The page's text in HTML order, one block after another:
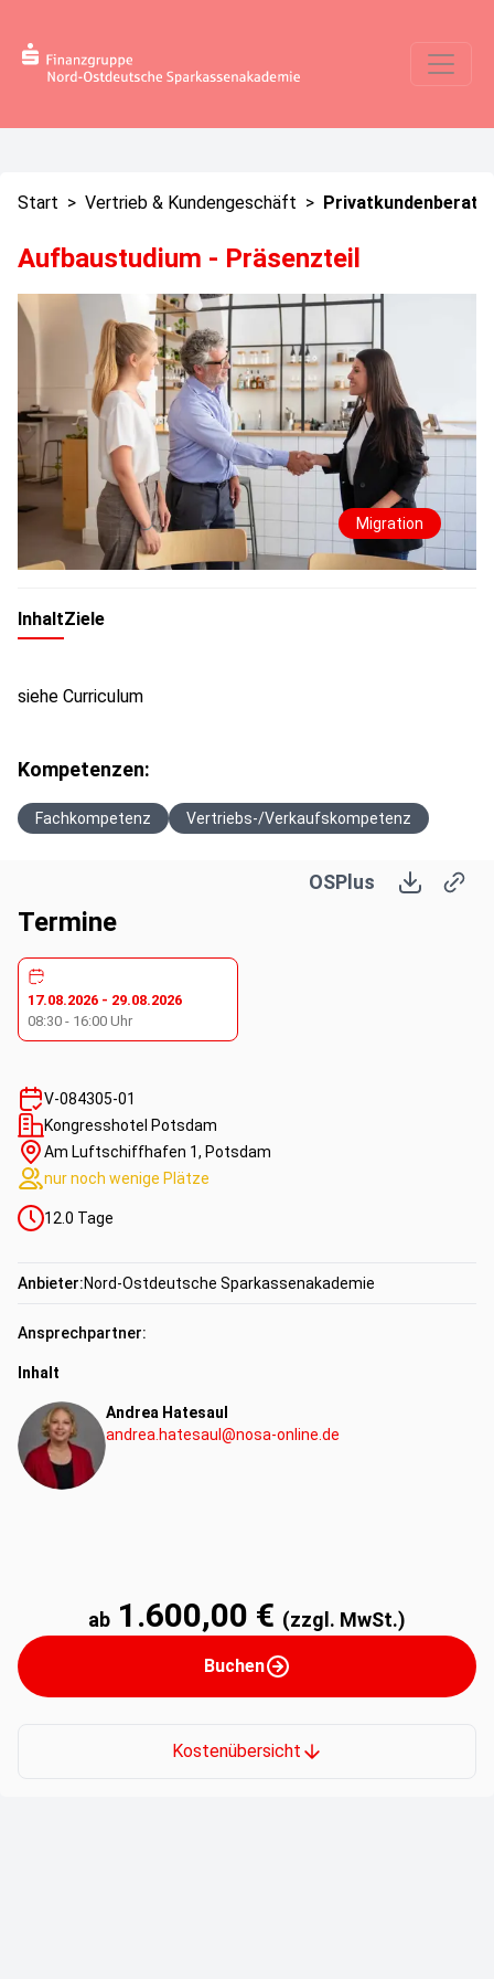
Start > Vertrieb & Kundengeschäft >
Aufbaustudium - Präsenzteil
Migration
InhaltZiele
siehe Curriculum
Kompetenzen:
Fachkompetenz Vertriebs-/Verkaufskompetenz
OSPlus
Termine
17.08.2026 - 29.08.2026
08:30 - 16:00 Uhr
V-084305-01
Kongresshotel Potsdam
Am Luftschiffhafen 1, Potsdam
nur noch wenige Plätze
12.0 Tage
Anbieter:Nord-Ostdeutsche Sparkassenakademie
Ansprechpartner:
Inhalt
Andrea Hatesaul
andrea.hatesaul@nosa-online.de
ab 1.600,00 € (zzgl. MwSt.)
Buchen
Kostenübersicht